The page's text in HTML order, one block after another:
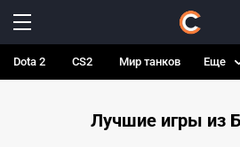
Dota 2 CS2 Мир танков Еще
Лучшие игры из